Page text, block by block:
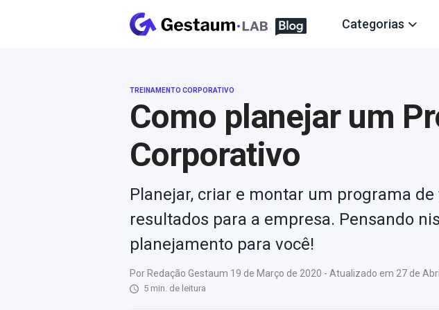
Categorias
TREINAMENTO CORPORATIVO
Como planejar um
Corporativo
Planejar, criar e montar um programa
resultados para a empresa. Pensando
planejamento para você!
Por Redação Gestaum 19 de Março de 2020 - Atualizado em 27 de
5 min. de leitura